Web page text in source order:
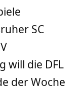
SC
will die DFL
der Woche